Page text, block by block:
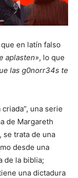
que en latín falso
aplasten», lo que
las g0norr34s te
una serie
de Margareth
se trata de una
desde una
de la biblia;
una dictadura